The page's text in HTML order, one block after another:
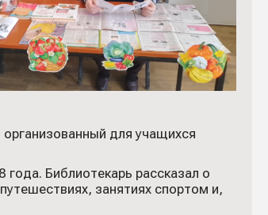
для учащихся
Библиотекарь рассказал о
занятиях спортом и,